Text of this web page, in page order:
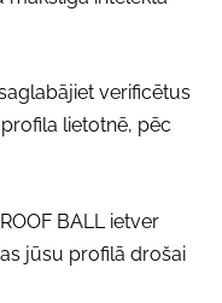
verificētus
lietotnē, pēc
BALL ietver
jūsu profilā drošai